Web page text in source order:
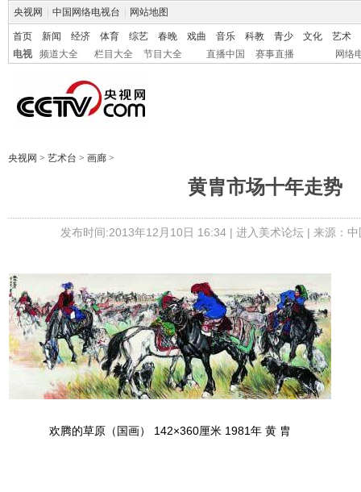
央视网 中国网络电视台 网站地图
首页 新闻 经济 体育 综艺 春晚 戏曲 音乐 科教 青少 文化
艺术
电视
频道大全 栏目大全 节目大全 直播中国 赛事直播 网络
央视网 > 艺术台 > 画廊 >
黄胄市场十年走势
发布时间:2013年12月10日 16:34 | 进入美术论坛| 来源：
欢腾的草原（国画） 142×360厘米 1981年 黄 胄